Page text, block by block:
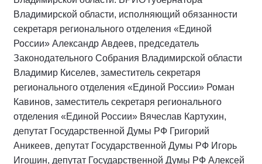
Владимирской области, исполняющий обязанности
секретаря регионального отделения «Единой
России» Александр Авдеев, председатель
Законодательного Собрания Владимирской области
Владимир Киселев, заместитель секретаря
регионального отделения «Единой России» Роман
Кавинов, заместитель секретаря регионального
отделения «Единой России» Вячеслав Картухин,
депутат Государственной Думы РФ Григорий
Аникеев, депутат Государственной Думы РФ Игорь
Игошин, депутат Государственной Думы РФ Алексей